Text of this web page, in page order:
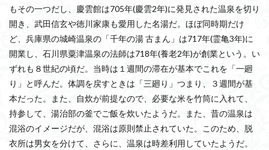
もその一つだし、慶雲館は705年(慶雲2年)に発見された温泉を切り
開き、武田信玄や徳川家康も愛用した名湯だ。ほぼ同時期だけ
ど、兵庫県の城崎温泉の「千年の湯 古まん」は717年(霊亀3年)に
開業し、石川県粟津温泉の法師は718年(養老2年)が創業という。い
ずれも８世紀の頃だ。当時は１週間の滞在が基本でこれを「一廻
り」と呼んだ。体調を戻すときは「三廻り」つまり、３週間が基
本だった。また、自炊が前提なので、必要な米を竹筒に入れて、
持参して、湯治部の釜でご飯を炊いたようだ。また、昔の温泉は
混浴のイメージだが、混浴は原則禁止されていた。このため、脱
衣所は男女を分けて、さらに、温泉は時差利用していたようだ。